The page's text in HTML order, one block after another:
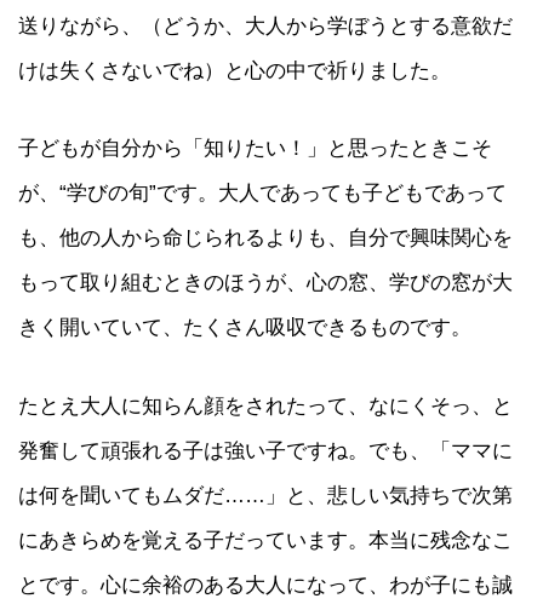
送りながら、（どうか、大人から学ぼうとする意欲だ
けは失くさないでね）と心の中で祈りました。
子どもが自分から「知りたい！」と思ったときこそ
が、“学びの旬”です。大人であっても子どもであって
も、他の人から命じられるよりも、自分で興味関心を
もって取り組むときのほうが、心の窓、学びの窓が大
きく開いていて、たくさん吸収できるものです。
たとえ大人に知らん顔をされたって、なにくそっ、と
発奮して頑張れる子は強い子ですね。でも、「ママに
は何を聞いてもムダだ……」と、悲しい気持ちで次第
にあきらめを覚える子だっています。本当に残念なこ
とです。心に余裕のある大人になって、わが子にも誠